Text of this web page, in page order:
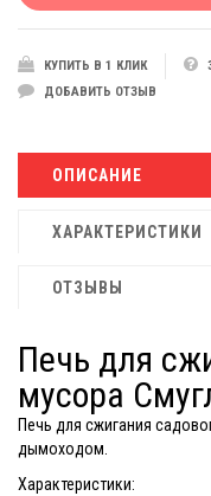
КУПИТЬ В 1 КЛИК
ДОБАВИТЬ ОТЗЫВ
ОПИСАНИЕ
ХАРАКТЕРИСТИКИ
ОТЗЫВЫ
Печь для
мусора
Печь для сжигания
дымоходом.
Характеристики: